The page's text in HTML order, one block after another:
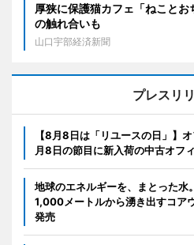
厚狭に保護猫カフェ「ねこと
の触れ合いも
山口宇部経済新聞
プレスリ
【8月8日は「リユースの日」】
月8日の節目に新入荷の中古オフ
地球のエネルギーを、まとった水
1,000メートルから湧き出すコア
発売